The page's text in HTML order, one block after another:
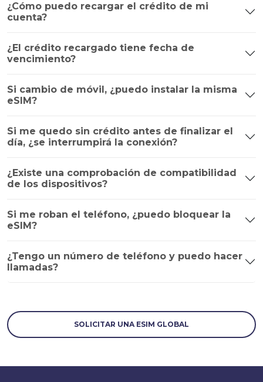
¿Cómo puedo recargar el crédito de mi
cuenta?
¿El crédito recargado tiene fecha de
vencimiento?
Si cambio de móvil, ¿puedo instalar la misma
eSIM?
Si me quedo sin crédito antes de finalizar el
día, ¿se interrumpirá la conexión?
¿Existe una comprobación de compatibilidad
de los dispositivos?
Si me roban el teléfono, ¿puedo bloquear la
eSIM?
¿Tengo un número de teléfono y puedo hacer
llamadas?
SOLICITAR UNA ESIM GLOBAL